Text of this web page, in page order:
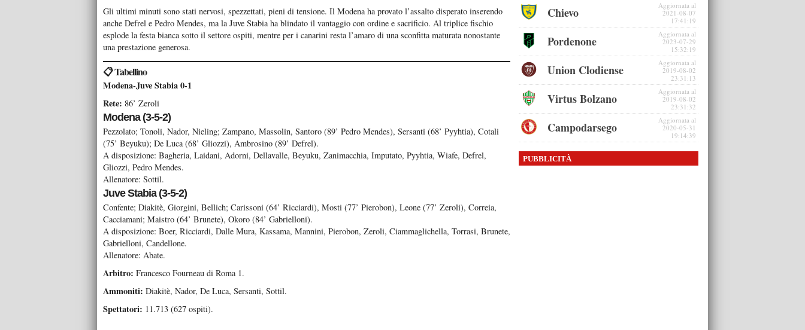
Gli ultimi minuti sono stati nervosi, spezzettati, pieni di tensione. Il Modena ha provato l’assalto disperato inserendo
anche Defrel e Pedro Mendes, ma la Juve Stabia ha blindato il vantaggio con ordine e sacrificio. Al triplice fischio
esplode la festa bianca sotto il settore ospiti, mentre per i canarini resta l’amaro di una sconfitta maturata nonostante
una prestazione generosa.
📋 Tabellino
Modena-Juve Stabia 0-1
Rete: 86’ Zeroli
Modena (3-5-2)
Pezzolato; Tonoli, Nador, Nieling; Zampano, Massolin, Santoro (89’ Pedro Mendes), Sersanti (68’ Pyyhtia), Cotali
(75’ Beyuku); De Luca (68’ Gliozzi), Ambrosino (89’ Defrel).
A disposizione: Bagheria, Laidani, Adorni, Dellavalle, Beyuku, Zanimacchia, Imputato, Pyyhtia, Wiafe, Defrel,
Gliozzi, Pedro Mendes.
Allenatore: Sottil.
Juve Stabia (3-5-2)
Confente; Diakitè, Giorgini, Bellich; Carissoni (64’ Ricciardi), Mosti (77’ Pierobon), Leone (77’ Zeroli), Correia,
Cacciamani; Maistro (64’ Brunete), Okoro (84’ Gabrielloni).
A disposizione: Boer, Ricciardi, Dalle Mura, Kassama, Mannini, Pierobon, Zeroli, Ciammaglichella, Torrasi, Brunete,
Gabrielloni, Candellone.
Allenatore: Abate.
Arbitro: Francesco Fourneau di Roma 1.
Ammoniti: Diakitè, Nador, De Luca, Sersanti, Sottil.
Spettatori: 11.713 (627 ospiti).
Chievo
Aggiornata al
2021-08-07
17:41:19
Pordenone
Aggiornata al
2023-07-29
15:32:19
Union Clodiense
Aggiornata al
2019-08-02
23:31:13
Virtus Bolzano
Aggiornata al
2019-08-02
23:31:32
Campodarsego
Aggiornata al
2020-05-31
19:14:39
PUBBLICITÀ